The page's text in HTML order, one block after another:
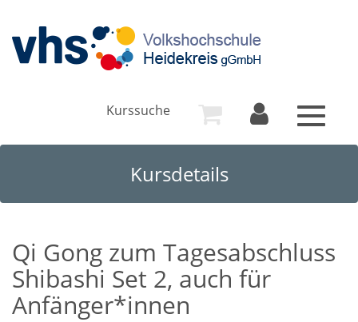
Kurssuche
Toggle
Kursdetails
Qi Gong zum Tagesabschluss
Shibashi Set 2, auch für
Anfänger*innen